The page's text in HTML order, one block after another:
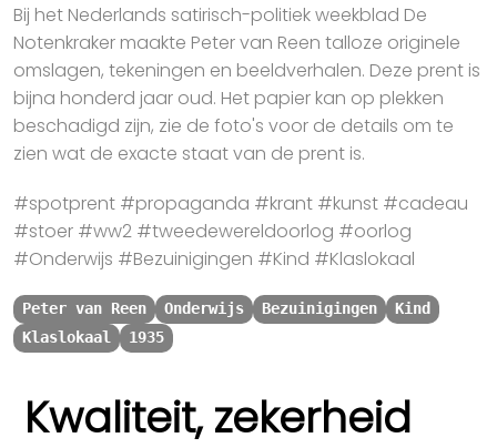
Bij het Nederlands satirisch-politiek weekblad De
Notenkraker maakte Peter van Reen talloze originele
omslagen, tekeningen en beeldverhalen. Deze prent is
bijna honderd jaar oud. Het papier kan op plekken
beschadigd zijn, zie de foto's voor de details om te
zien wat de exacte staat van de prent is.
#spotprent #propaganda #krant #kunst #cadeau
#stoer #ww2 #tweedewereldoorlog #oorlog
#Onderwijs #Bezuinigingen #Kind #Klaslokaal
Peter van Reen Onderwijs Bezuinigingen
Kind
Klaslokaal
1935
Kwaliteit, zekerheid